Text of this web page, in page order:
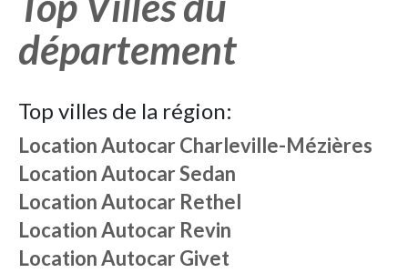
département
Top villes de la région:
Location Autocar Charleville-Mézières
Location Autocar Sedan
Location Autocar Rethel
Location Autocar Revin
Location Autocar Givet